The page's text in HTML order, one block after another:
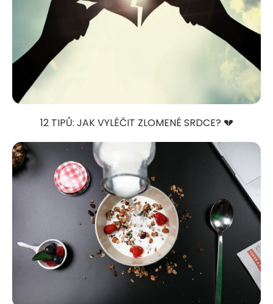
12 TIPŮ: JAK VYLÉČIT ZLOMENÉ SRDCE? 💔